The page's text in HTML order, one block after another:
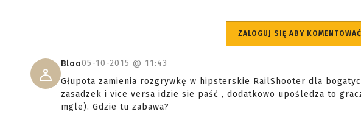
ZALOGUJ SIĘ ABY KOMENTOWAĆ
Bloo05-10-2015 @ 11:43
Głupota zamienia rozgrywkę w hipsterskie RailShooter dla
zasadzek i vice versa idzie sie paść , dodatkowo upośledza to
mgle). Gdzie tu zabawa?